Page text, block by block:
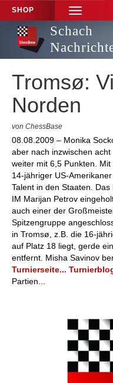
SHOP
TOGGLE
Schach
Tromsø:
Norden
von ChessBase
08.08.2009 – Monika
aber nach inzwischen
weiter mit 6,5 Punkten.
14-jähriger US-
Talent in den Staaten.
IM Marijan Petrov
auch einer der
Spitzengruppe
in Tromsø, z.B. die 16-
auf Platz 18 liegt, gerde
entfernt. Misha Savinov
Turnierseite...
Partien...